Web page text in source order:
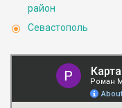
район
Севастополь